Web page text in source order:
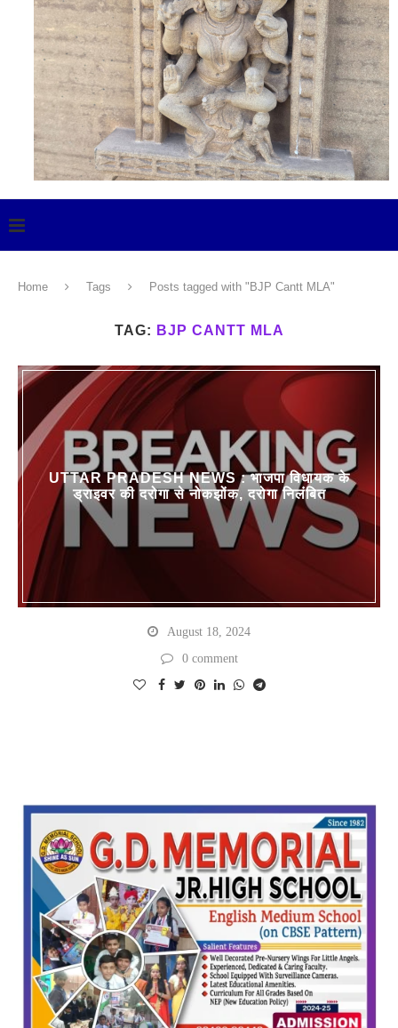
Home Tags Posts tagged with "BJP Cantt MLA"
TAG: BJP CANTT MLA
UTTAR PRADESH NEWS : भाजपा विधायक के
ड्राइवर की दरोगा से नोकझोंक, दरोगा निलंबित
August 18, 2024
0 comment